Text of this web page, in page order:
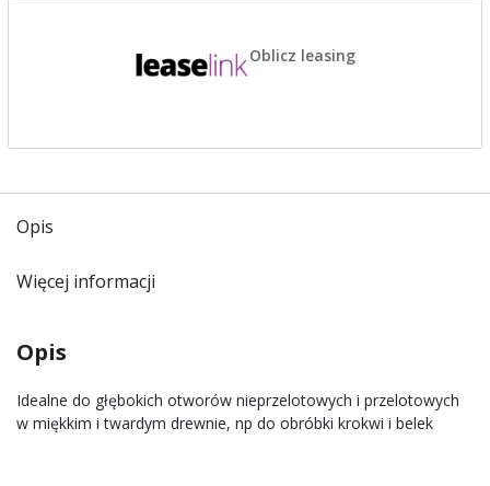
Oblicz leasing
Opis
Więcej informacji
Opis
Idealne do głębokich otworów nieprzelotowych i przelotowych
w miękkim i twardym drewnie, np do obróbki krokwi i belek